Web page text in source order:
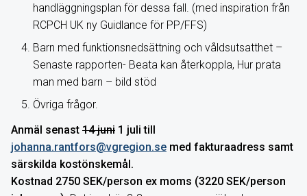
handläggningsplan för dessa fall. (med inspiration från
RCPCH UK ny Guidlance för PP/FFS)
Barn med funktionsnedsättning och våldsutsatthet –
Senaste rapporten- Beata kan återkoppla, Hur prata
man med barn – bild stöd
Övriga frågor.
Anmäl senast 14 juni 1 juli till
johanna.rantfors@vgregion.se med fakturaadress samt
särskilda kostönskemål.
Kostnad 2750 SEK/person ex moms (3220 SEK/person